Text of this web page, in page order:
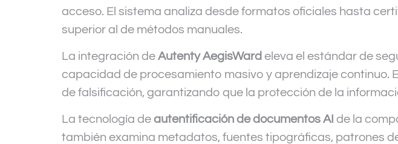
acceso. El sistema analiza desde formatos oficiales hasta
superior al de métodos manuales.
La integración de Autenty AegisWard eleva el estándar de
capacidad de procesamiento masivo y aprendizaje continuo.
de falsificación, garantizando que la protección de la
La tecnología de autentificación de documentos AI de la
también examina metadatos, fuentes tipográficas, patrones